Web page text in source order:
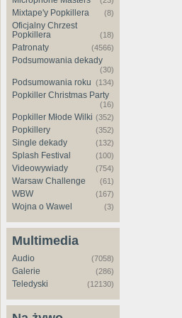
Mixtape'y Popkillera (8)
Oficjalny Chrzest
Popkillera
(18)
Patronaty (4566)
Podsumowania dekady
(30)
Podsumowania roku (134)
Popkiller Christmas Party
(16)
Popkiller Młode Wilki (352)
Popkillery (352)
Single dekady (132)
Splash Festival (100)
Videowywiady (754)
Warsaw Challenge (61)
WBW (167)
Wojna o Wawel (3)
Multimedia
Audio (7058)
Galerie (286)
Teledyski (12130)